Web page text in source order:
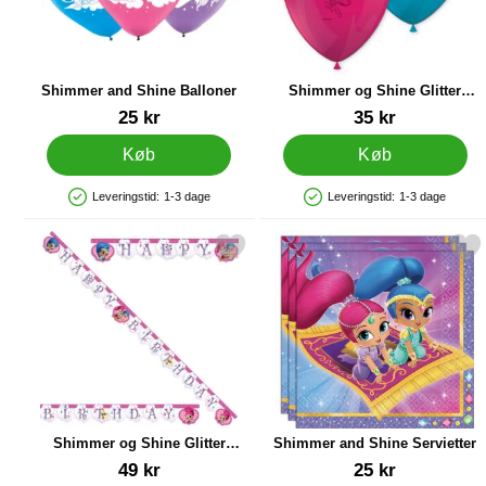
Shimmer and Shine Balloner
25 kr
Køb
Produkttilgængelighed: På lager
Leveringstid: 1-3 dage
Shimmer og Shine Glitter
Friends Balloner
35 kr
Køb
Produkttilgængelighed: På lager
Leveringstid: 1-3 dage
Shimmer og Shine Glitter
Friends Happy Birthday
Guirlande
49 kr
shimmer og Shine Glitter Friends Happy Birthday Guirlande som
Shimmer and Shine Servietter
25 kr
Markér shimmer and Shine